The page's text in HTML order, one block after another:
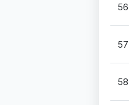
56
57
58